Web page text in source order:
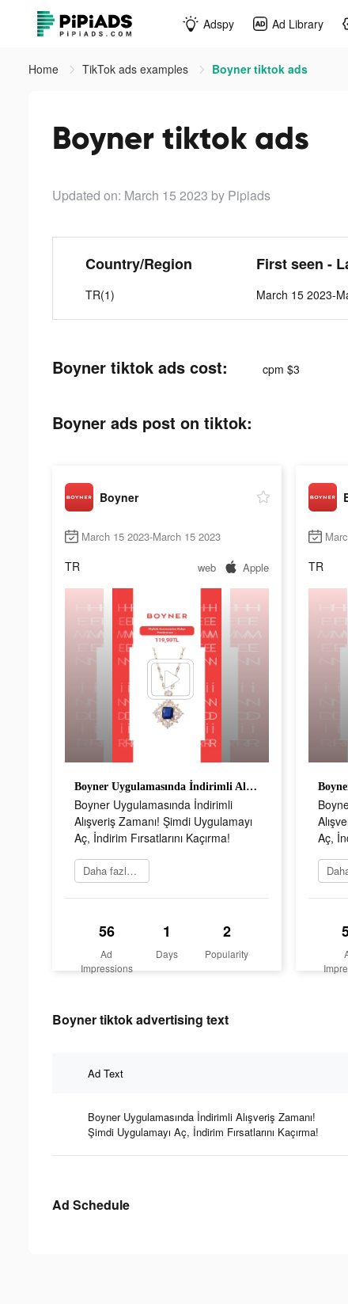
Adspy Ad Library
Home TikTok ads examples Boyner tiktok ads
Boyner tiktok ads
Updated on: March 15 2023 by Pipiads
Country/Region
TR(1)
First seen -
March 15 2023-
Boyner tiktok ads cost: cpm $3
Boyner ads post on tiktok:
Boyner
March 15 2023-March 15 2023
TR web Apple
Boyner Uygulamasında İndirimli Alışveriş Zamanı! Şimdi Uygulamayı Aç, İndirim Fırsatlarını Kaçırma!
Boyner Uygulamasında İndirimli
Alışveriş Zamanı! Şimdi Uygulamayı
Aç, İndirim Fırsatlarını Kaçırma!
Daha fazlasını öğrenin
56
Ad
Impressions
1
Days
2
Popularity
TR
Aç,
Boyner tiktok advertising text
Ad Text
Boyner Uygulamasında İndirimli Alışveriş Zamanı!
Şimdi Uygulamayı Aç, İndirim Fırsatlarını Kaçırma!
Ad Schedule